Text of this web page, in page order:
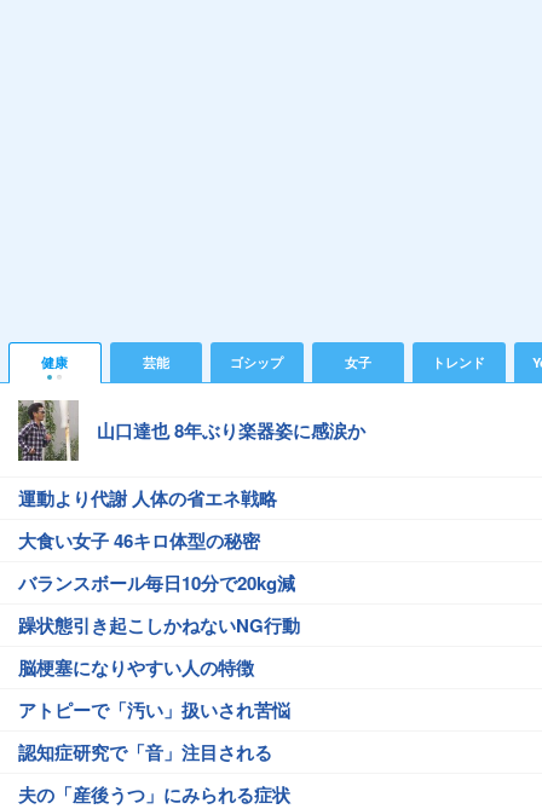
健康 芸能 ゴシップ 女子 トレンド
山口達也 8年ぶり楽器姿に感涙か
運動より代謝 人体の省エネ戦略
大食い女子 46キロ体型の秘密
バランスボール毎日10分で20kg減
躁状態引き起こしかねないNG行動
脳梗塞になりやすい人の特徴
アトピーで「汚い」扱いされ苦悩
認知症研究で「音」注目される
夫の「産後うつ」にみられる症状